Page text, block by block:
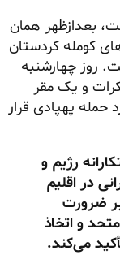
بعدازظهر همان
کومله کردستان
روز چهارشنبه
و یک مقر
حمله پهپادی قرار
رژیم و
در اقلیم
ضرورت
و اتخاذ
می‌کند.